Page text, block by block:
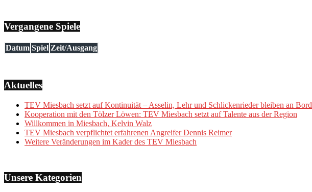
Vergangene Spiele
Datum Spiel Zeit/Ausgang
Aktuelles
TEV Miesbach setzt auf Kontinuität – Asselin, Lehr und Schlickenrieder bleiben an Bord
Kooperation mit den Tölzer Löwen: TEV Miesbach setzt auf Talente aus der Region
Willkommen in Miesbach, Kelvin Walz
TEV Miesbach verpflichtet erfahrenen Angreifer Dennis Reimer
Weitere Veränderungen im Kader des TEV Miesbach
Unsere Kategorien